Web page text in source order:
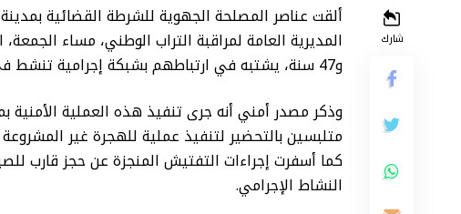
شارك
ألقت عناصر المصلحة الجهوية للشرطة القضائية
و47 سنة، يشتبه في ارتباطهم بشبكة إجرامية تنشط في تنظيم الهجرة غير المشروعة والاتجار بالبشر.
وذكر مصدر أمني أنه جرى تنفيذ هذه العملية
متلبسين بالتحضير لتنفيذ عملية للهجرة غير
كما أسفرت إجراءات التفتيش المنجزة عن حجز قارب
النشاط الإجرامي.